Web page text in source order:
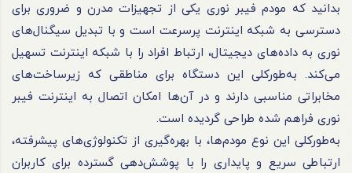
بدانید که مودم فیبر نوری یکی از تجهیزات مدرن و ضروری برای
دسترسی به شبکه اینترنت پرسرعت است و با تبدیل سیگنال‌های
نوری به داده‌های دیجیتال، ارتباط افراد را با شبکه اینترنت تسهیل
می‌کند. به‌طورکلی این دستگاه برای مناطقی که زیرساخت‌های
مخابراتی مناسبی دارند و در آن‌ها امکان اتصال به اینترنت فیبر
نوری فراهم شده طراحی گردیده است.
به‌طورکلی این نوع مودم‌ها، با بهره‌گیری از تکنولوژی‌های پیشرفته،
ارتباطی سریع و پایداری را با پوشش‌دهی گسترده برای کاربران